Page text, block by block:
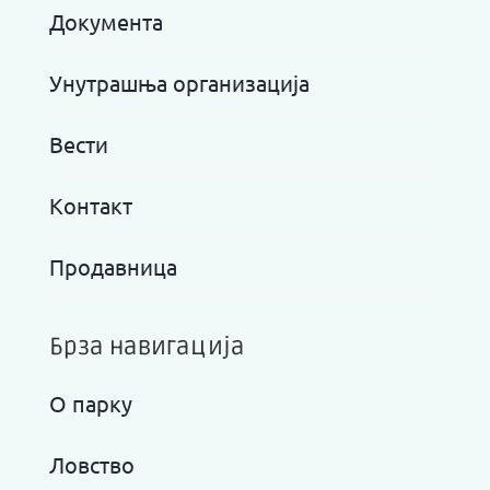
Документа
Унутрашња организација
Вести
Контакт
Продавница
Брза навигација
О парку
Ловство